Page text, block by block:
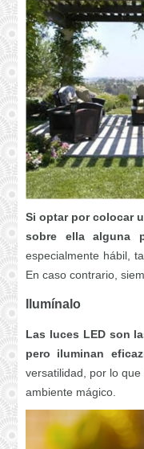
Si optar por colocar
sobre ella alguna
especialmente hábil,
En caso contrario,
Ilumínalo
Las luces LED son
pero iluminan
versatilidad, por lo
ambiente mágico.